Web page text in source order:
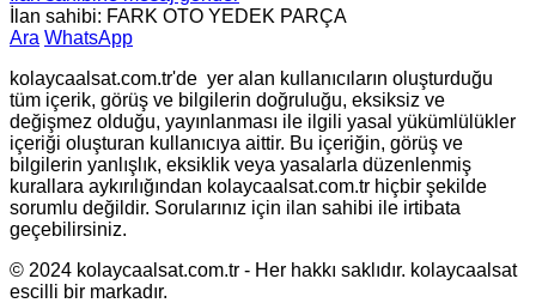
İlan sahibi: FARK OTO YEDEK PARÇA
Ara WhatsApp
kolaycaalsat.com.tr'de yer alan kullanıcıların oluşturduğu
tüm içerik, görüş ve bilgilerin doğruluğu, eksiksiz ve
değişmez olduğu, yayınlanması ile ilgili yasal yükümlülükler
içeriği oluşturan kullanıcıya aittir. Bu içeriğin, görüş ve
bilgilerin yanlışlık, eksiklik veya yasalarla düzenlenmiş
kurallara aykırılığından kolaycaalsat.com.tr hiçbir şekilde
sorumlu değildir. Sorularınız için ilan sahibi ile irtibata
geçebilirsiniz.
© 2024 kolaycaalsat.com.tr - Her hakkı saklıdır. kolaycaalsat
escilli bir markadır.